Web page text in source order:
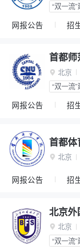
“双一流
网报公告 招
首都
 北京
“双一流
网报公告 招
首都
 北京
网报公告 招
北京
 北京
“双一流